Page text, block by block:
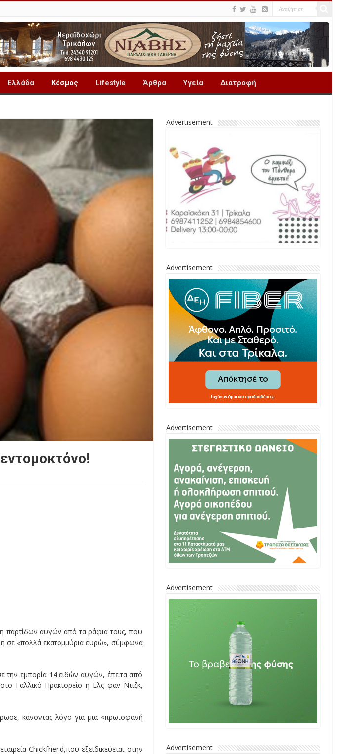
Ελλάδα Κόσμος Lifestyle Άρθρα Υγεία Διατροφή
παρτίδων αυγών από τα ράφια τους, που
σε «πολλά εκατομμύρια ευρώ», σύμφωνα
την εμπορία 14 ειδών αυγών, έπειτα από
Γαλλικό Πρακτορείο η Ελς φαν Ντιζκ,
κάνοντας λόγο για μια «πρωτοφανή
Chickfriend,που εξειδικεύεται στην
Advertisement
Advertisement
Advertisement
Advertisement
Advertisement